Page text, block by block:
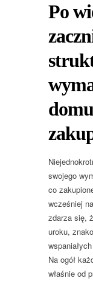
Po
swojego
co
wcześniej
zdarza się,
uroku,
Na ogół
właśnie od